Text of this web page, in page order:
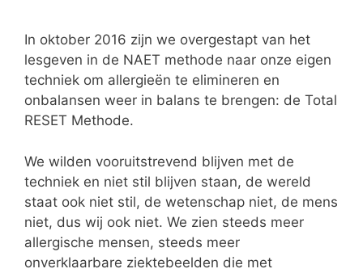
In oktober 2016 zijn we overgestapt van het
lesgeven in de NAET methode naar onze eigen
techniek om allergieën te elimineren en
onbalansen weer in balans te brengen: de Total
RESET Methode.
We wilden vooruitstrevend blijven met de
techniek en niet stil blijven staan, de wereld
staat ook niet stil, de wetenschap niet, de mens
niet, dus wij ook niet. We zien steeds meer
allergische mensen, steeds meer
onverklaarbare ziektebeelden die met